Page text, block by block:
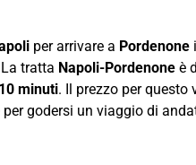
per arrivare a Pordenone
tratta Napoli-Pordenone è
minuti. Il prezzo per questo
godersi un viaggio di